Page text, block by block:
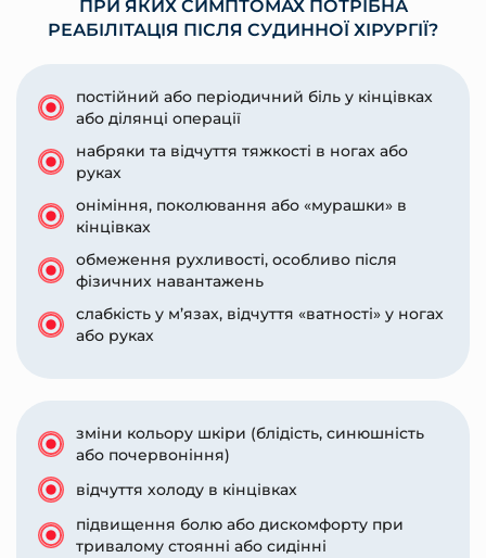
ПРИ ЯКИХ СИМПТОМАХ ПОТРІБНА
РЕАБІЛІТАЦІЯ ПІСЛЯ СУДИННОЇ ХІРУРГІЇ?
постійний або періодичний біль у кінцівках
або ділянці операції
набряки та відчуття тяжкості в ногах або
руках
оніміння, поколювання або «мурашки» в
кінцівках
обмеження рухливості, особливо після
фізичних навантажень
слабкість у м’язах, відчуття «ватності» у ногах
або руках
зміни кольору шкіри (блідість, синюшність
або почервоніння)
відчуття холоду в кінцівках
підвищення болю або дискомфорту при
тривалому стоянні або сидінні